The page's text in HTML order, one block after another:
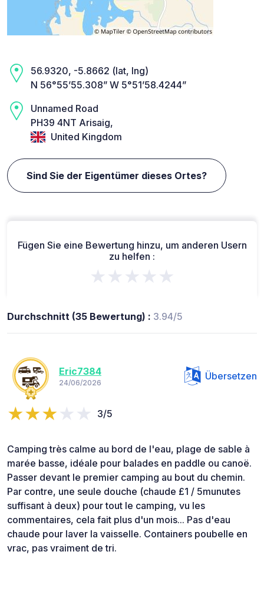
56.9320, -5.8662 (lat, lng)
N 56°55’55.308” W 5°51’58.4244”
Unnamed Road
PH39 4NT Arisaig,
United Kingdom
Sind Sie der Eigentümer dieses Ortes?
Fügen Sie eine Bewertung hinzu, um anderen Usern
zu helfen :
★★★★★
Durchschnitt (35 Bewertung) : 3.94/5
Eric7384
24/06/2026
Übersetzen
3/5
Camping très calme au bord de l'eau, plage de sable à
marée basse, idéale pour balades en paddle ou canoë.
Passer devant le premier camping au bout du chemin.
Par contre, une seule douche (chaude £1 / 5munutes
suffisant à deux) pour tout le camping, vu les
commentaires, cela fait plus d'un mois... Pas d'eau
chaude pour laver la vaisselle. Containers poubelle en
vrac, pas vraiment de tri.